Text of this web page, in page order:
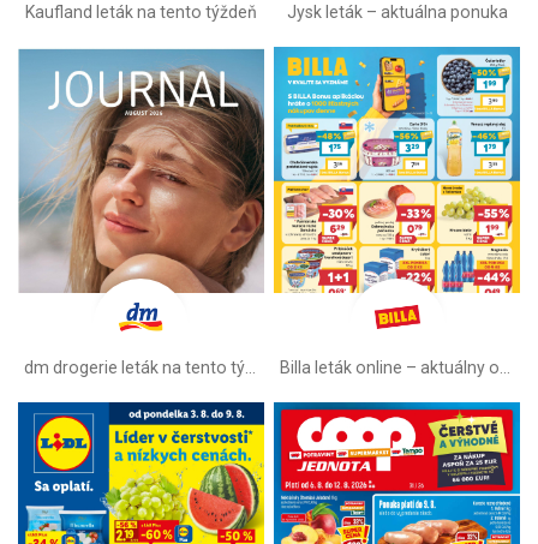
Kaufland leták na tento týždeň Jysk leták – aktuálna ponuka
dm drogerie leták na tento týždeň Billa leták online –⁠ aktuálny od stredy